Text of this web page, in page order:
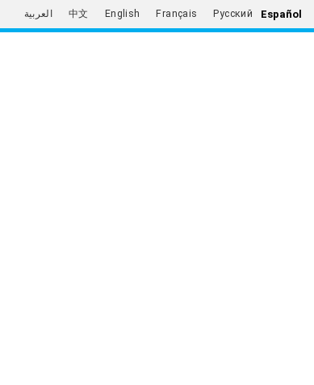
العربية 中文 English Français Русский Español